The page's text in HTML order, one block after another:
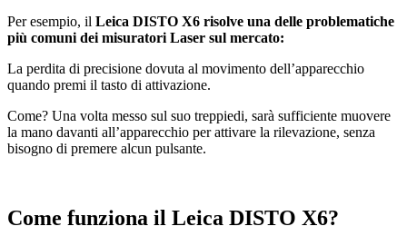
Per esempio, il Leica DISTO X6 risolve una delle problematiche
più comuni dei misuratori Laser sul mercato:
La perdita di precisione dovuta al movimento dell’apparecchio
quando premi il tasto di attivazione.
Come? Una volta messo sul suo treppiedi, sarà sufficiente muovere
la mano davanti all’apparecchio per attivare la rilevazione, senza
bisogno di premere alcun pulsante.
Come funziona il Leica DISTO X6?